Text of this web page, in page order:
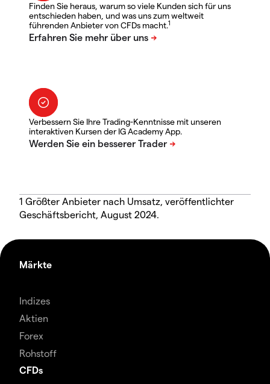
Finden Sie heraus, warum so viele Kunden sich für uns
entschieden haben, und was uns zum weltweit
führenden Anbieter von CFDs macht.1
Verbessern Sie Ihre Trading-Kenntnisse mit unseren
interaktiven Kursen der IG Academy App.
1 Größter Anbieter nach Umsatz, veröffentlichter
Geschäftsbericht, August 2024.
Märkte
Indizes
Aktien
Forex
Rohstoff
CFDs